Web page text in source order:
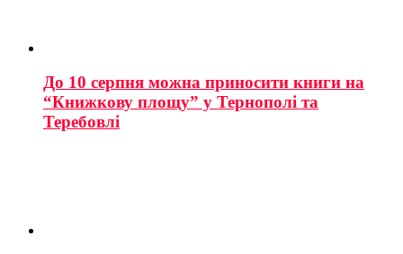
До 10 серпня можна приносити книги на
“Книжкову площу” у Тернополі та
Теребовлі